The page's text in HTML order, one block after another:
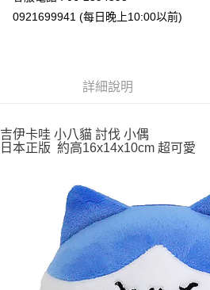
台新國際商業銀行
台灣樂天信用卡公司
Google Pay
付款後全家取貨
7-11取貨付款
每筆NT$65，滿NT$999(含以上)免運費
付款後7-11取貨
每筆NT$65，滿NT$999(含以上)免運費
0921699941 (每日晚上10:00以前)
詳細說明
吉伊卡哇 小八貓 討伐 小偶
日本正版 約高16x14x10cm 超可愛